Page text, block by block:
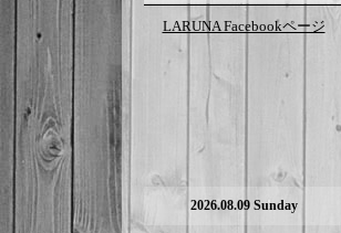
LARUNA Facebookページ
2026.08.09 Sunday